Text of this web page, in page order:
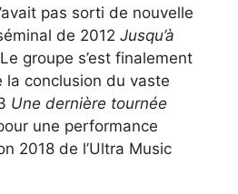
pas sorti de nouvelle
de 2012 Jusqu’à
groupe s’est finalement
la conclusion du vaste
Une dernière tournée
une performance
2018 de l’Ultra Music